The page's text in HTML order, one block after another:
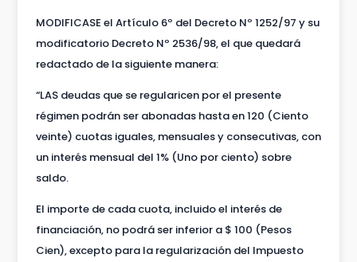
MODIFICASE el Artículo 6º del Decreto Nº 1252/97 y su
modificatorio Decreto Nº 2536/98, el que quedará
redactado de la siguiente manera:
“LAS deudas que se regularicen por el presente
régimen podrán ser abonadas hasta en 120 (Ciento
veinte) cuotas iguales, mensuales y consecutivas, con
un interés mensual del 1% (Uno por ciento) sobre
saldo.
El importe de cada cuota, incluido el interés de
financiación, no podrá ser inferior a $ 100 (Pesos
Cien), excepto para la regularización del Impuesto